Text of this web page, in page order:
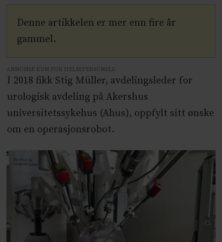
Denne artikkelen er mer enn fire år
gammel.
ANNONSE KUN FOR HELSEPERSONELL
I 2018 fikk Stig Müller, avdelingsleder for
urologisk avdeling på Akershus
universitetssykehus (Ahus), oppfylt sitt ønske
om en operasjonsrobot.